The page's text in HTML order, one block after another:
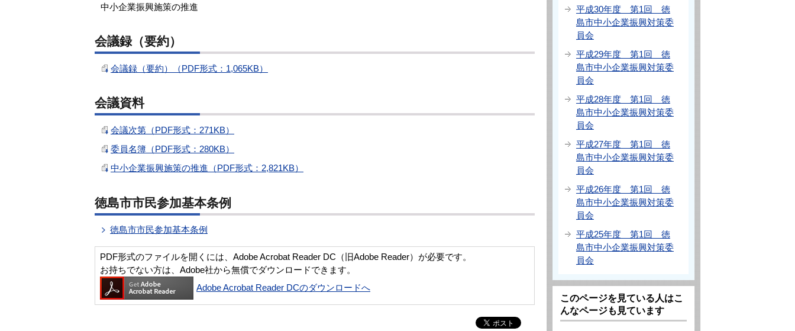
中小企業振興施策の推進
会議録（要約）
会議録（要約）（PDF形式：1,065KB）
会議資料
会議次第（PDF形式：271KB）
委員名簿（PDF形式：280KB）
中小企業振興施策の推進（PDF形式：2,821KB）
徳島市市民参加基本条例
徳島市市民参加基本条例
PDF形式のファイルを開くには、Adobe Acrobat Reader DC（旧Adobe Reader）が必要です。
お持ちでない方は、Adobe社から無償でダウンロードできます。
Adobe Acrobat Reader DCのダウンロードへ
平成30年度 第1回 徳
島市中小企業振興対策委
員会
平成29年度 第1回 徳
島市中小企業振興対策委
員会
平成28年度 第1回 徳
島市中小企業振興対策委
員会
平成27年度 第1回 徳
島市中小企業振興対策委
員会
平成26年度 第1回 徳
島市中小企業振興対策委
員会
平成25年度 第1回 徳
島市中小企業振興対策委
員会
このページを見ている人はこ
んなページも見ています